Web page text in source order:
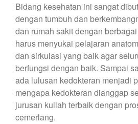
Bidang kesehatan ini sangat
dengan tumbuh dan
dan rumah sakit dengan
harus menyukai pelajaran
dan sirkulasi yang baik agar
berfungsi dengan baik. Sampai
ada lulusan kedokteran menjadi
mengapa kedokteran dianggap
jurusan kuliah terbaik dengan
cemerlang.